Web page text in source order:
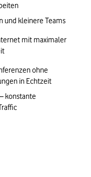
und kleinere Teams
mit maximaler
ohne
in Echtzeit
– konstante